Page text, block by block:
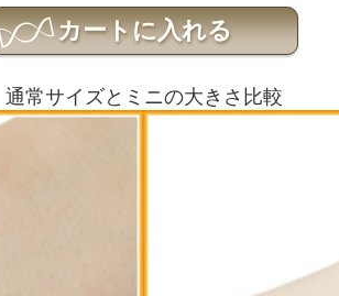
通常サイズとミニの大きさ比較